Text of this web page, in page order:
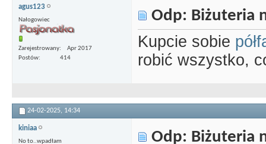
agus123
Nałogowiec
Zarejestrowany
Apr 2017
Postów
414
Odp: Biżuteria
Kupcie sobie
robić wszystko,
24-02-2025, 14:34
kiniaa
No to..wpadłam Odp: Biżuteria